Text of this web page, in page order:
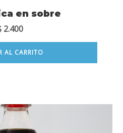
en sobre
2.400
AL CARRITO